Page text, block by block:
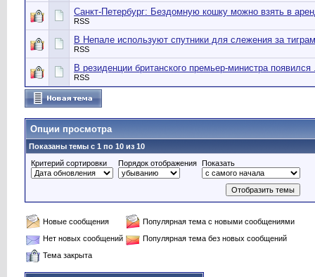
Санкт-Петербург: Бездомную кошку можно взять в
RSS
В Непале используют спутники для слежения за
RSS
В резиденции британского премьер-министра появился
RSS
Опции просмотра
Показаны темы с 1 по 10 из 10
Критерий сортировки
Порядок отображения Показать
Новые сообщения
Популярная тема с новыми сообщениями
Нет новых сообщений
Популярная тема без новых сообщений
Тема закрыта